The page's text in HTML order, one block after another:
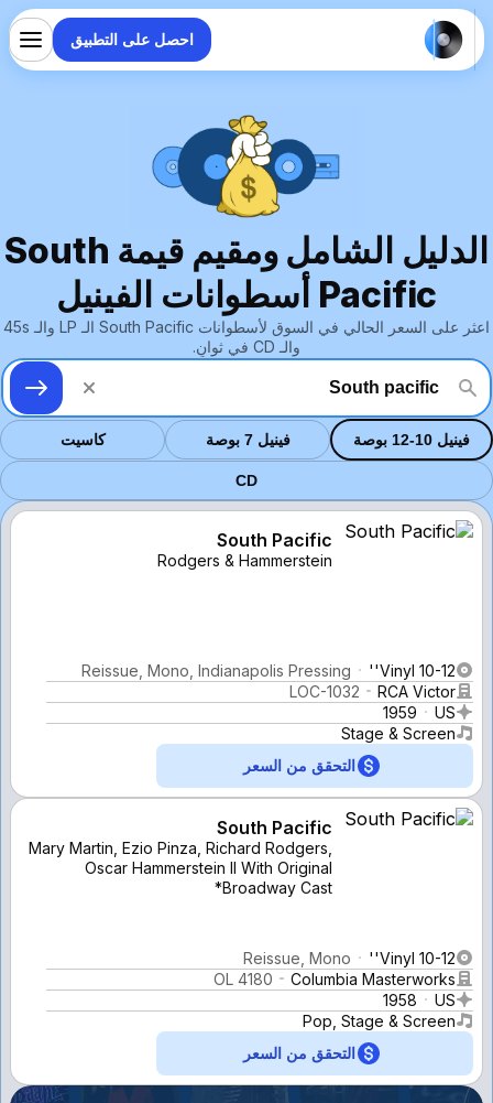
احصل على التطبيق
الدليل الشامل ومقيم قيمة South
Pacific أسطوانات الفينيل
اعثر على السعر الحالي في السوق لأسطوانات South Pacific الـ LP والـ 45s
والـ CD في ثوانٍ.
فينيل 10-12 بوصة فينيل 7 بوصة كاسيت
CD
South Pacific
Rodgers & Hammerstein
Vinyl 10-12''
Reissue, Mono, Indianapolis Pressing
RCA Victor
LOC-1032
US
1959
Stage & Screen
التحقق من السعر
South Pacific
Mary Martin, Ezio Pinza, Richard Rodgers,
Oscar Hammerstein II With Original
Broadway Cast*
Vinyl 10-12''
Reissue, Mono
Columbia Masterworks
OL 4180
US
1958
Pop, Stage & Screen
التحقق من السعر